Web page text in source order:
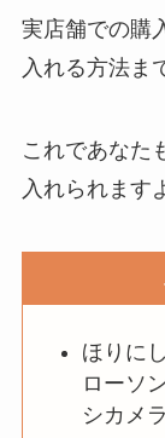
実店舗での購
入れる方法ま
これであなた
入れられます
ほりに
ローソ
シカメ